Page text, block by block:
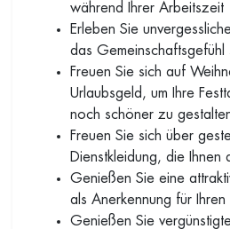
während Ihrer Arbeitszeit
Erleben Sie
das Gemeinschaftsgefühl
Freuen Sie sich auf
Urlaubsgeld, um Ihre
noch schöner zu
Freuen Sie sich über
Dienstkleidung, die Ihnen
Genießen Sie eine
als Anerkennung für Ihren
Genießen Sie